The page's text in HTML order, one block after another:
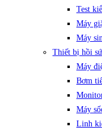
Test
Máy
Máy
Thiết bị hồi
Máy
Bơm
Máy
Linh